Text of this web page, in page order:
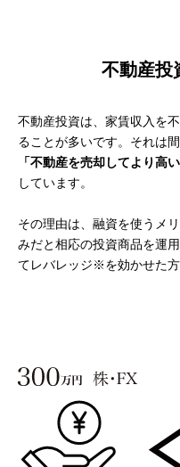
不動産投
不動産投資は、家賃収入を
ることが多いです。それは
「不動産を売却してより高
しています。
その理由は、融資を使うメ
みだと相応の投資商品を運
てレバレッジ※を効かせた方